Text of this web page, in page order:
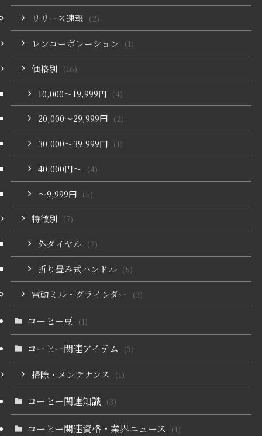
リリース速報 (2)
レンコーポレーション (1)
価格別 (16)
10,000〜19,999円 (4)
20,000〜29,999円 (2)
30,000〜39,999円 (1)
40,000円〜 (4)
〜9,999円 (5)
特徴別 (7)
外ダイヤル (2)
折り畳み式ハンドル (5)
電動ミル・グラインダー (3)
コーヒー豆 (1)
コーヒー関連アイテム (3)
掃除・メンテナンス (1)
コーヒー関連知識 (3)
コーヒー関連資格・業界ニュース (1)